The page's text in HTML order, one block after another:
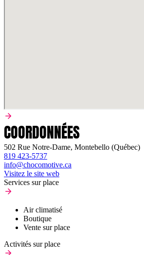
COORDONNÉES
502 Rue Notre-Dame, Montebello (Québec)
819 423-5737
info@chocomotive.ca
Visitez le site web
Services sur place
Air climatisé
Boutique
Vente sur place
Activités sur place